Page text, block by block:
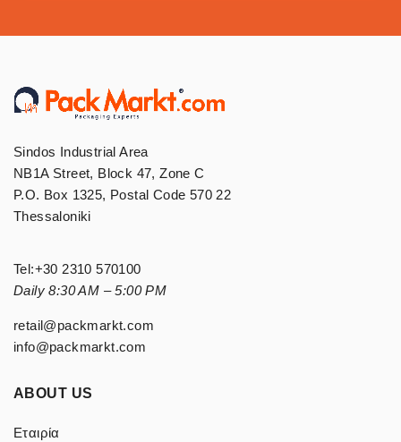
Sindos Industrial Area
NB1A Street, Block 47, Zone C
P.O. Box 1325, Postal Code 570 22
Thessaloniki
Tel:+30 2310 570100
Daily 8:30 AM – 5:00 PM
retail@packmarkt.com
info@packmarkt.com
ABOUT US
Εταιρία